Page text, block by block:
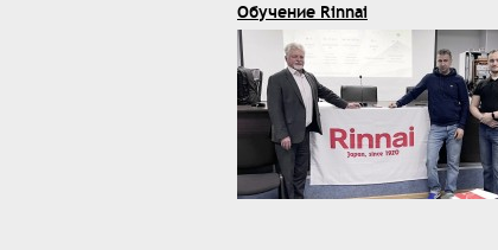
Обучение Rinnai